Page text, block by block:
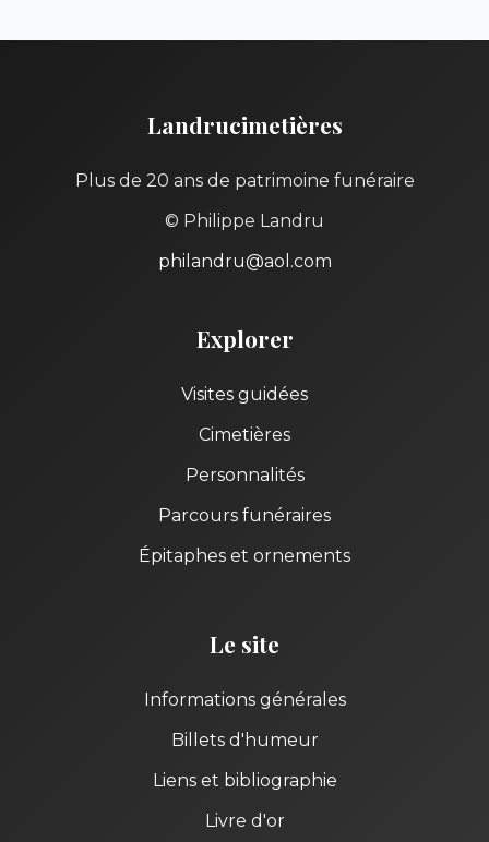
Landrucimetières
Plus de 20 ans de patrimoine funéraire
© Philippe Landru
philandru@aol.com
Explorer
Visites guidées
Cimetières
Personnalités
Parcours funéraires
Épitaphes et ornements
Le site
Informations générales
Billets d'humeur
Liens et bibliographie
Livre d'or